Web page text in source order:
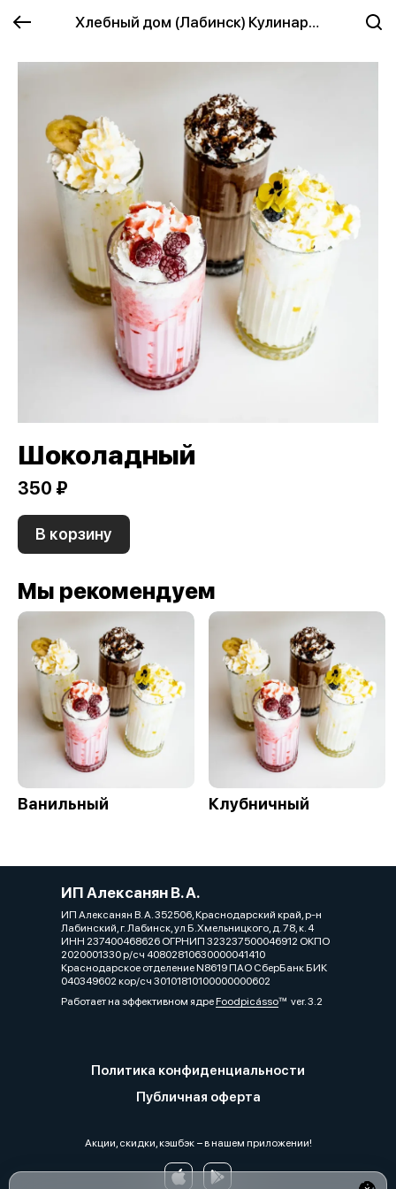
Хлебный дом (Лабинск) Кулинария
Шоколадный
350 ₽
В корзину
Мы рекомендуем
Ванильный Клубничный
ИП Алексанян В. А.
ИП Алексанян В. А. 352506, Краснодарский край, р-н
Лабинский, г. Лабинск, ул Б.Хмельницкого, д. 78, к. 4
ИНН 237400468626 ОГРНИП 323237500046912 ОКПО
2020001330 р/сч 40802810630000041410
Краснодарское отделение N8619 ПАО СберБанк БИК
040349602 кор/сч 30101810100000000602
Работает на эффективном ядреFoodpicássover. 3.2
Политика конфиденциальности
Публичная оферта
Акции, скидки, кэшбэк − в нашем приложении!